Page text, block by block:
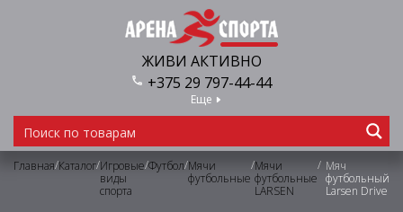
ЖИВИ АКТИВНО
+375 29 797-44-44
Еще
Главная/Каталог/Игровые
виды
спорта
/Футбол/Мячи
футбольные
/Мячи
футбольные
LARSEN
/ Мяч
футбольный
Larsen Drive